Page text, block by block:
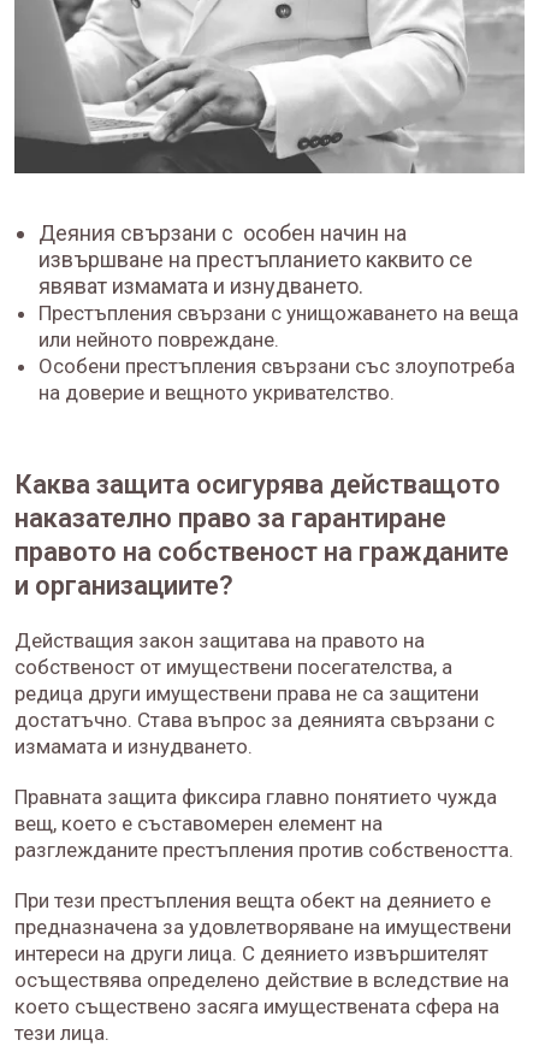
Деяния свързани с особен начин на
извършване на престъпланието каквито се
явяват измамата и изнудването.
Престъпления свързани с унищожаването на веща
или нейното повреждане.
Особени престъпления свързани със злоупотреба
на доверие и вещното укривателство.
Каква защита осигурява действащото
наказателно право за гарантиране
правото на собственост на гражданите
и организациите?
Действащия закон защитава на правото на
собственост от имуществени посегателства, а
редица други имуществени права не са защитени
достатъчно. Става въпрос за деянията свързани с
измамата и изнудването.
Правната защита фиксира главно понятието чужда
вещ, което е съставомерен елемент на
разглежданите престъпления против собствеността.
При тези престъпления вещта обект на деянието е
предназначена за удовлетворяване на имуществени
интереси на други лица. С деянието извършителят
осъществява определено действие в вследствие на
което съществено засяга имуществената сфера на
тези лица.